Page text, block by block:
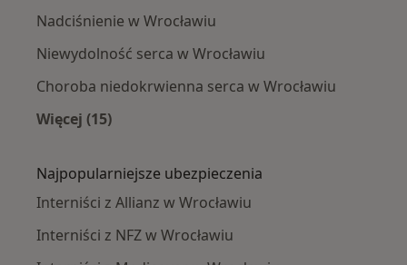
Nadciśnienie w Wrocławiu
Niewydolność serca w Wrocławiu
Choroba niedokrwienna serca w Wrocławiu
Więcej (15)
Najpopularniejsze ubezpieczenia
Interniści z Allianz w Wrocławiu
Interniści z NFZ w Wrocławiu